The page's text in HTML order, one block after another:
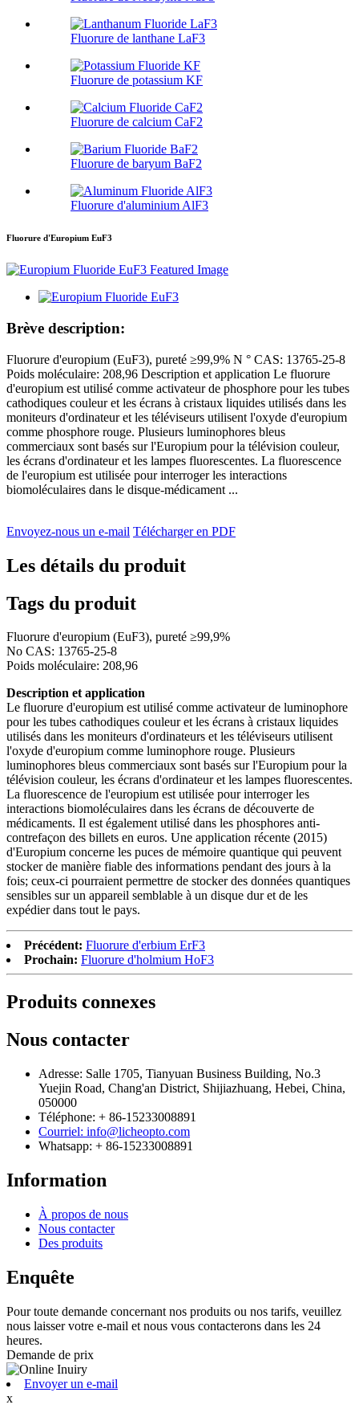
Fluorure de lanthane LaF3
Fluorure de potassium KF
Fluorure de calcium CaF2
Fluorure de baryum BaF2
Fluorure d'aluminium AlF3
Fluorure d'Europium EuF3
Brève description:
Fluorure d'europium (EuF3), pureté ≥99,9% N ° CAS: 13765-25-8
Poids moléculaire: 208,96 Description et application Le fluorure
d'europium est utilisé comme activateur de phosphore pour les tubes
cathodiques couleur et les écrans à cristaux liquides utilisés dans les
moniteurs d'ordinateur et les téléviseurs utilisent l'oxyde d'europium
comme phosphore rouge. Plusieurs luminophores bleus
commerciaux sont basés sur l'Europium pour la télévision couleur,
les écrans d'ordinateur et les lampes fluorescentes. La fluorescence
de l'europium est utilisée pour interroger les interactions
biomoléculaires dans le disque-médicament ...
Envoyez-nous un e-mail Télécharger en PDF
Les détails du produit
Tags du produit
Fluorure d'europium (EuF3), pureté ≥99,9%
No CAS: 13765-25-8
Poids moléculaire: 208,96
Description et application
Le fluorure d'europium est utilisé comme activateur de luminophore
pour les tubes cathodiques couleur et les écrans à cristaux liquides
utilisés dans les moniteurs d'ordinateurs et les téléviseurs utilisent
l'oxyde d'europium comme luminophore rouge. Plusieurs
luminophores bleus commerciaux sont basés sur l'Europium pour la
télévision couleur, les écrans d'ordinateur et les lampes fluorescentes.
La fluorescence de l'europium est utilisée pour interroger les
interactions biomoléculaires dans les écrans de découverte de
médicaments. Il est également utilisé dans les phosphores anti-
contrefaçon des billets en euros. Une application récente (2015)
d'Europium concerne les puces de mémoire quantique qui peuvent
stocker de manière fiable des informations pendant des jours à la
fois; ceux-ci pourraient permettre de stocker des données quantiques
sensibles sur un appareil semblable à un disque dur et de les
expédier dans tout le pays.
Précédent: Fluorure d'erbium ErF3
Prochain: Fluorure d'holmium HoF3
Produits connexes
Nous contacter
Adresse: Salle 1705, Tianyuan Business Building, No.3
Yuejin Road, Chang'an District, Shijiazhuang, Hebei, China,
050000
Téléphone: + 86-15233008891
Courriel: info@licheopto.com
Whatsapp: + 86-15233008891
Information
À propos de nous
Nous contacter
Des produits
Enquête
Pour toute demande concernant nos produits ou nos tarifs, veuillez
nous laisser votre e-mail et nous vous contacterons dans les 24
heures.
Demande de prix
Envoyer un e-mail
x